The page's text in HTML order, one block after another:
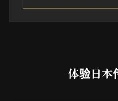
体验日本